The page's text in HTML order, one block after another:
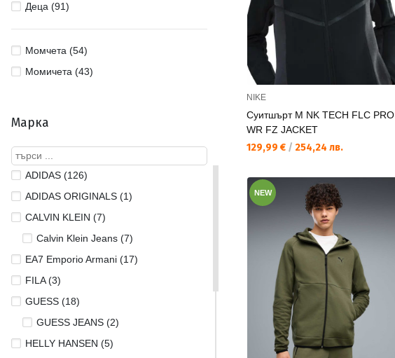
Деца (91)
Момчета (54)
Момичета (43)
Марка
ADIDAS (126)
ADIDAS ORIGINALS (1)
CALVIN KLEIN (7)
Calvin Klein Jeans (7)
EA7 Emporio Armani (17)
FILA (3)
GUESS (18)
GUESS JEANS (2)
HELLY HANSEN (5)
NIKE
Суитшърт M NK TECH FLC PRO
WR FZ JACKET
Текуща цена:
129,99 € / 254,24 лв.
NEW